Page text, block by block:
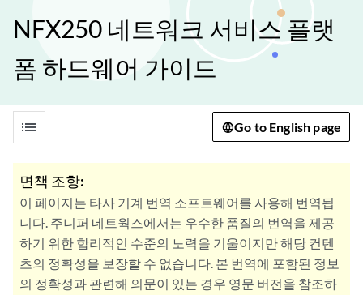
NFX250 네트워크 서비스 플랫
폼 하드웨어 가이드
list Go to English page
면책 조항:
이 페이지는 타사 기계 번역 소프트웨어를 사용해 번역됩
니다. 주니퍼 네트웍스에서는 우수한 품질의 번역을 제공
하기 위한 합리적인 수준의 노력을 기울이지만 해당 컨텐
츠의 정확성을 보장할 수 없습니다. 본 번역에 포함된 정보
의 정확성과 관련해 의문이 있는 경우 영문 버전을 참조하